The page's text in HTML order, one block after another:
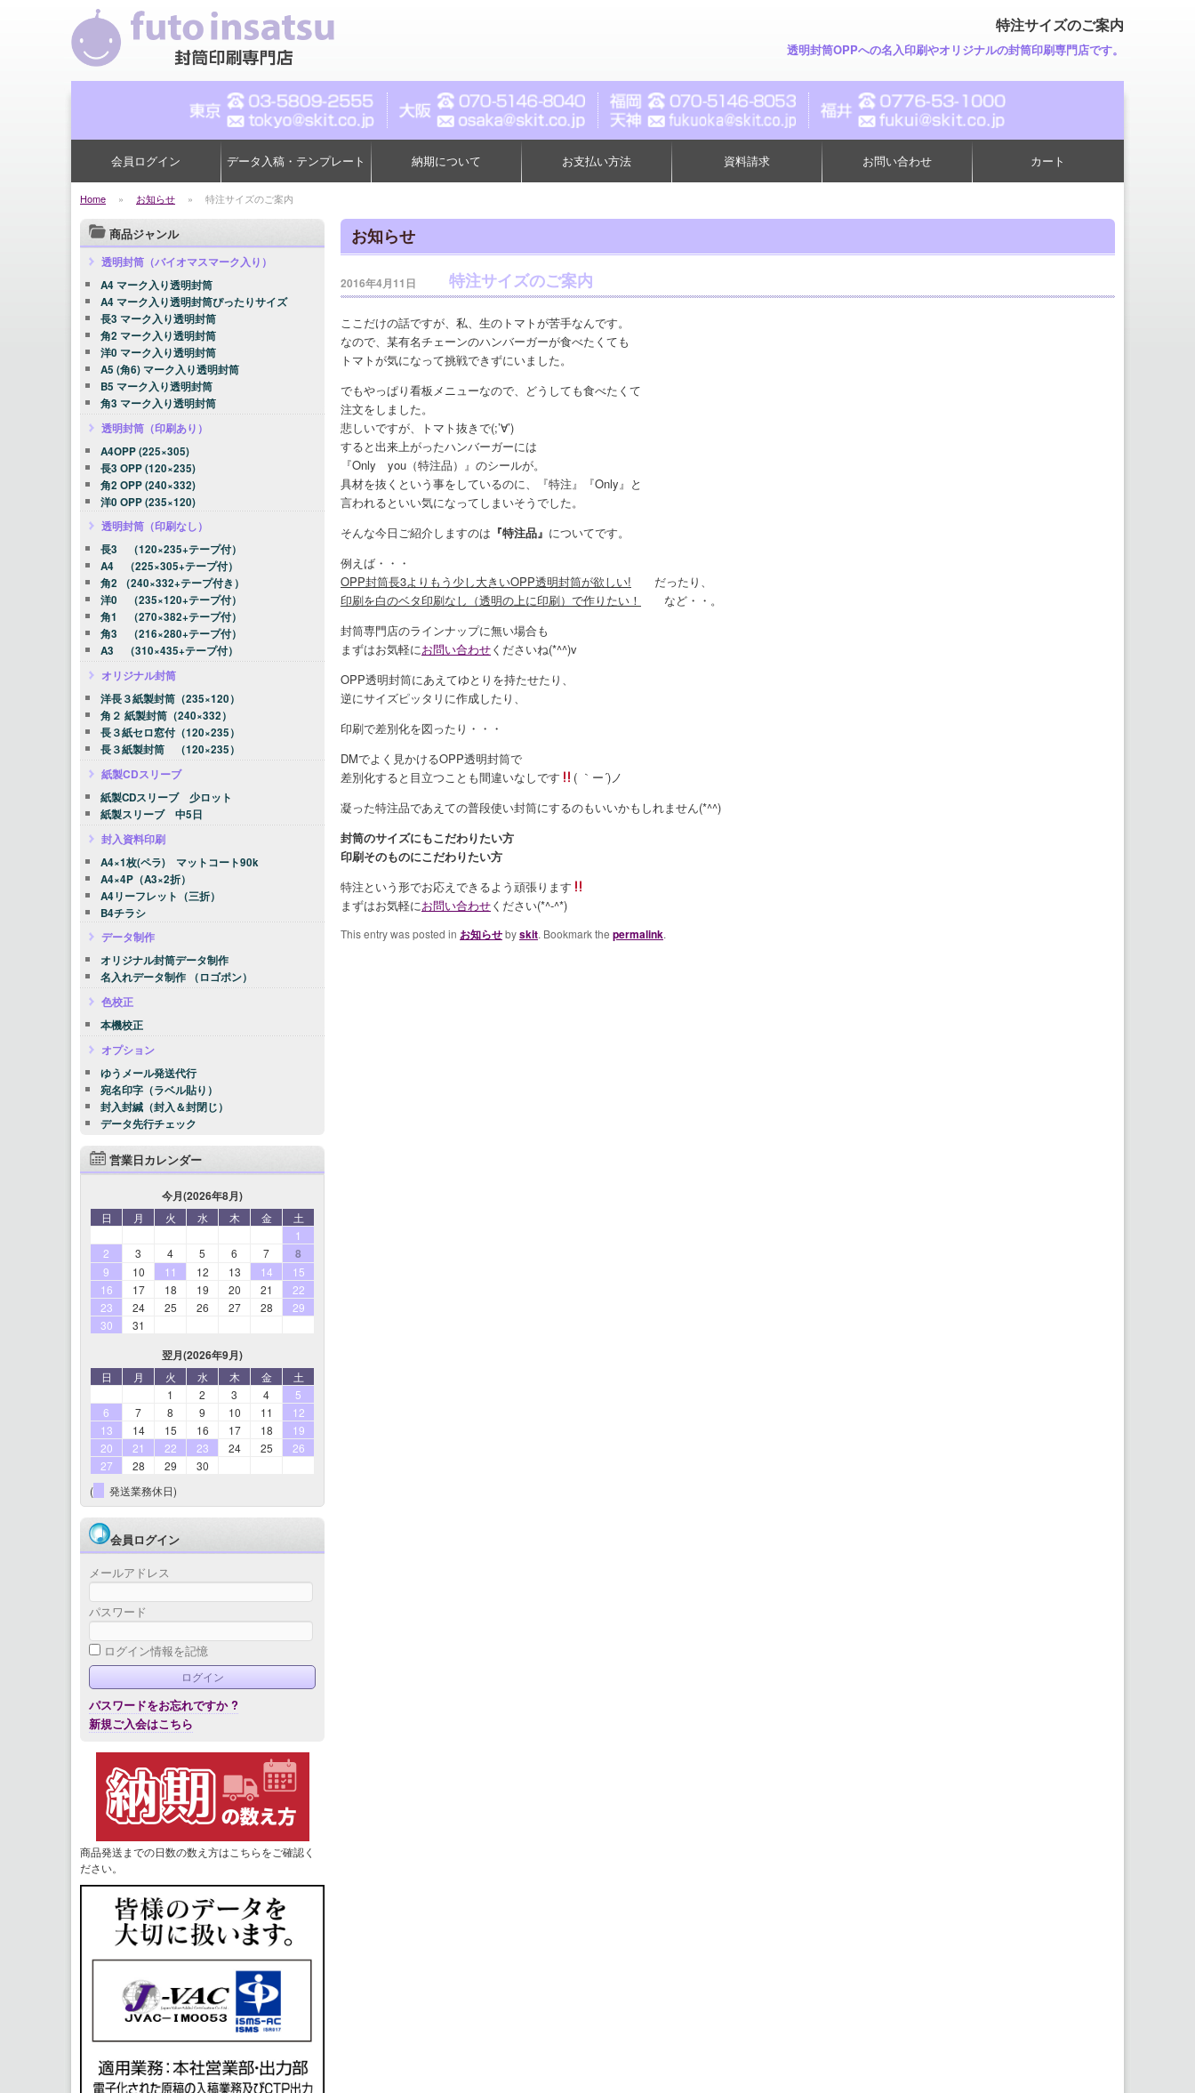
特注サイズのご案内
透明封筒OPPへの名入印刷やオリジナルの封筒印刷専門店です。
会員ログイン データ入稿・テンプレート 納期について お支払い方法 資料請求 お問い合わせ カート
Home » お知らせ » 特注サイズのご案内
お知らせ
特注サイズのご案内
2016年4月11日
ここだけの話ですが、私、生のトマトが苦手なんです。
なので、某有名チェーンのハンバーガーが食べたくても
トマトが気になって挑戦できずにいました。
でもやっぱり看板メニューなので、どうしても食べたくて
注文をしました。
悲しいですが、トマト抜きで(;’∀’)
すると出来上がったハンバーガーには
『Only you（特注品）』のシールが。
具材を抜くという事をしているのに、『特注』『Only』と
言われるといい気になってしまいそうでした。
そんな今日ご紹介しますのは 『特注品』 についてです。
例えば・・・
OPP封筒長3よりもう少し大きいOPP透明封筒が欲しい! だったり、
印刷を白のベタ印刷なし（透明の上に印刷）で作りたい！
など・・。
封筒専門店のラインナップに無い場合も
まずはお気軽にお問い合わせくださいね(*^^)v
OPP透明封筒にあえてゆとりを持たせたり、
逆にサイズピッタリに作成したり、
印刷で差別化を図ったり・・・
DMでよく見かけるOPP透明封筒で
差別化すると目立つことも間違いなしです
( ｀ー´)ノ
凝った特注品であえての普段使い封筒にするのもいいかもしれません(*^^)
封筒のサイズにもこだわりたい方
印刷そのものにこだわりたい方
特注という形でお応えできるよう頑張ります
まずはお気軽にお問い合わせください(*^-^*)
This entry was posted in お知らせbyskit. Bookmark the permalink.
商品ジャンル
透明封筒（バイオマスマーク入り）
A4 マーク入り透明封筒
A4 マーク入り透明封筒ぴったりサイズ
長3 マーク入り透明封筒
角2 マーク入り透明封筒
洋0 マーク入り透明封筒
A5 (角6) マーク入り透明封筒
B5 マーク入り透明封筒
角3 マーク入り透明封筒
透明封筒（印刷あり）
A4OPP (225×305)
長3 OPP (120×235)
角2 OPP (240×332)
洋0 OPP (235×120)
透明封筒（印刷なし）
長3 （120×235+テープ付）
A4 （225×305+テープ付）
角2 （240×332+テープ付き）
洋0 （235×120+テープ付）
角1 （270×382+テープ付）
角3 （216×280+テープ付）
A3 （310×435+テープ付）
オリジナル封筒
洋長３紙製封筒（235×120）
角２ 紙製封筒（240×332）
長３紙セロ窓付（120×235）
長３紙製封筒 （120×235）
紙製CDスリーブ
紙製CDスリーブ 少ロット
紙製スリーブ 中5日
封入資料印刷
A4×1枚(ペラ) マットコート90k
A4×4P（A3×2折）
A4リーフレット（三折）
B4チラシ
データ制作
オリジナル封筒データ制作
名入れデータ制作 （ロゴポン）
色校正
本機校正
オプション
ゆうメール発送代行
宛名印字（ラベル貼り）
封入封緘（封入＆封閉じ）
データ先行チェック
営業日カレンダー
今月(2026年8月)
日 月 火 水 木 金
土
1
2
3 4 5 6 7 8
9 10 11 12 13 14
15
16
17 18 19 20 21
22
23
24 25 26 27 28
29
30
31
翌月(2026年9月)
日 月 火 水 木 金
土
1
2 3 4
5
6
7 8 9 10 11
12
13
14 15 16 17 18
19
20
21 22 23 24 25
26
27
28 29
30
(
発送業務休日)
会員ログイン
メールアドレス
パスワード
ログイン情報を記憶
パスワードをお忘れですか ?
新規ご入会はこちら
商品発送までの日数の数え方はこちらをご確認く
ださい。